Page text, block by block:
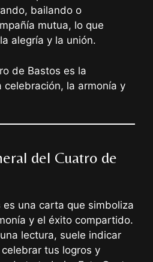
bailando o
mutua, lo que
alegría y la unión.
de Bastos es la
celebración, la armonía y
del Cuatro de
es una carta que simboliza
y el éxito compartido.
lectura, suele indicar
tus logros y